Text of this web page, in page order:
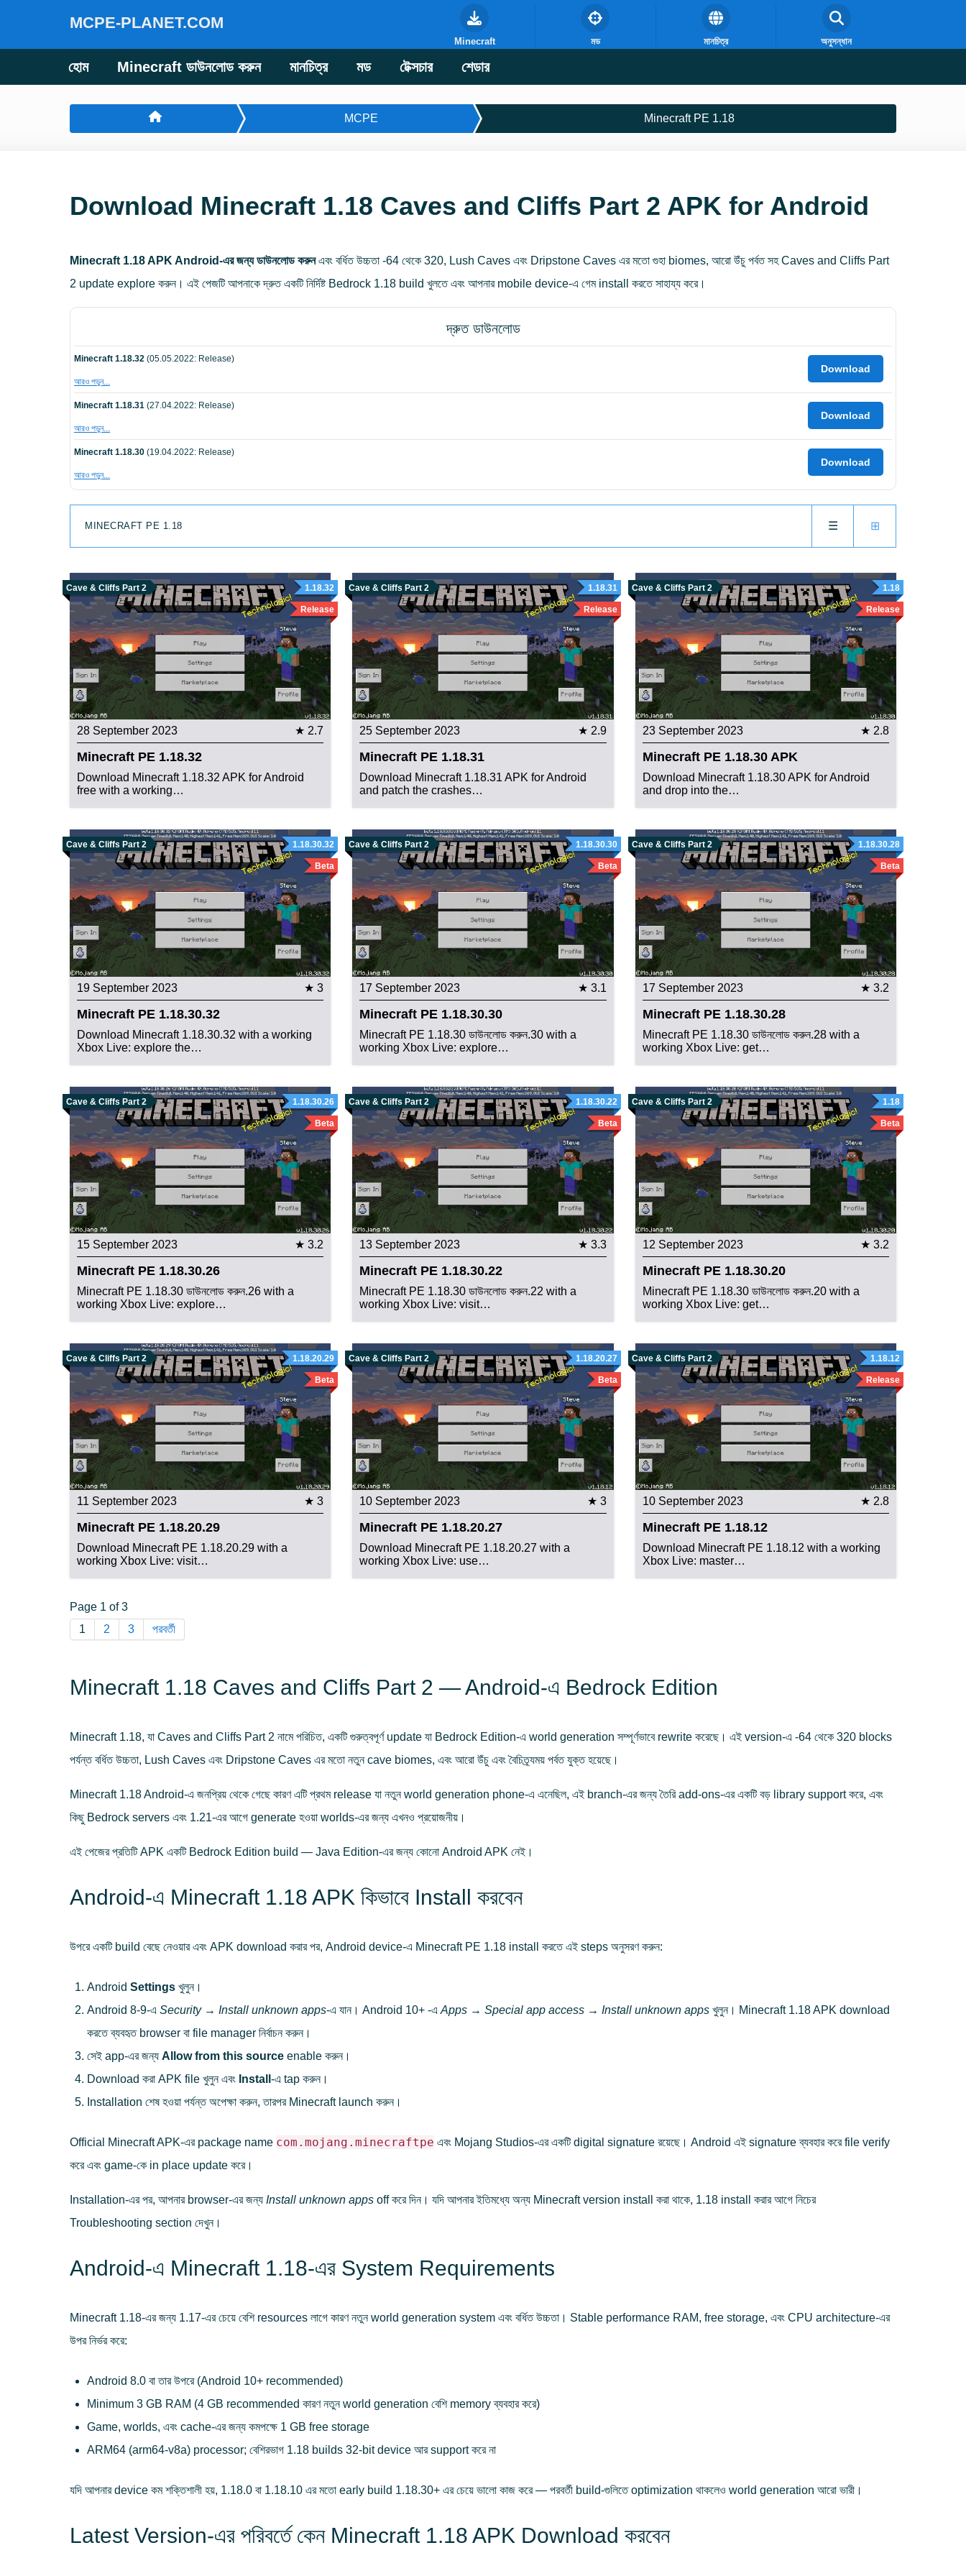
MCPE-PLANET.COM
হোম Minecraft ডাউনলোড করুন মানচিত্র মড টেক্সচার শেডার
Minecraft মড মানচিত্র অনুসন্ধান
MCPE Minecraft PE 1.18
Download Minecraft 1.18 Caves and Cliffs Part 2 APK for Android
Minecraft 1.18 APK Android-এর জন্য ডাউনলোড করুনএবং বর্ধিত উচ্চতা -64 থেকে 320, Lush Caves এবং Dripstone Caves এর মতো গুহা biomes, আরো উঁচু পর্বত সহ Caves and Cliffs Part
2 update explore করুন। এই পেজটি আপনাকে দ্রুত একটি নির্দিষ্ট Bedrock 1.18 build খুলতে এবং আপনার mobile device-এ গেম install করতে সাহায্য করে।
দ্রুত ডাউনলোড
Minecraft 1.18.32 (05.05.2022: Release)
আরও পড়ুন...
Download
Minecraft 1.18.31 (27.04.2022: Release)
আরও পড়ুন...
Download
Minecraft 1.18.30 (19.04.2022: Release)
আরও পড়ুন...
Download
⊞
☰
MINECRAFT PE 1.18
Cave & Cliffs Part 2 1.18.32
Release
28 September 2023 ★ 2.7
Minecraft PE 1.18.32
Download Minecraft 1.18.32 APK for Android
free with a working…
Cave & Cliffs Part 2 1.18.31
Release
25 September 2023 ★ 2.9
Minecraft PE 1.18.31
Download Minecraft 1.18.31 APK for Android
and patch the crashes…
Cave & Cliffs Part 2 1.18
Release
23 September 2023 ★ 2.8
Minecraft PE 1.18.30 APK
Download Minecraft 1.18.30 APK for Android
and drop into the…
Cave & Cliffs Part 2 1.18.30.32
Beta
19 September 2023 ★ 3
Minecraft PE 1.18.30.32
Download Minecraft 1.18.30.32 with a working
Xbox Live: explore the…
Cave & Cliffs Part 2 1.18.30.30
Beta
17 September 2023 ★ 3.1
Minecraft PE 1.18.30.30
Minecraft PE 1.18.30 ডাউনলোড করুন.30 with a
working Xbox Live: explore…
Cave & Cliffs Part 2 1.18.30.28
Beta
17 September 2023 ★ 3.2
Minecraft PE 1.18.30.28
Minecraft PE 1.18.30 ডাউনলোড করুন.28 with a
working Xbox Live: get…
Cave & Cliffs Part 2 1.18.30.26
Beta
15 September 2023 ★ 3.2
Minecraft PE 1.18.30.26
Minecraft PE 1.18.30 ডাউনলোড করুন.26 with a
working Xbox Live: explore…
Cave & Cliffs Part 2 1.18.30.22
Beta
13 September 2023 ★ 3.3
Minecraft PE 1.18.30.22
Minecraft PE 1.18.30 ডাউনলোড করুন.22 with a
working Xbox Live: visit…
Cave & Cliffs Part 2 1.18
Beta
12 September 2023 ★ 3.2
Minecraft PE 1.18.30.20
Minecraft PE 1.18.30 ডাউনলোড করুন.20 with a
working Xbox Live: get…
Cave & Cliffs Part 2 1.18.20.29
Beta
11 September 2023 ★ 3
Minecraft PE 1.18.20.29
Download Minecraft PE 1.18.20.29 with a
working Xbox Live: visit…
Cave & Cliffs Part 2 1.18.20.27
Beta
10 September 2023 ★ 3
Minecraft PE 1.18.20.27
Download Minecraft PE 1.18.20.27 with a
working Xbox Live: use…
Cave & Cliffs Part 2 1.18.12
Release
10 September 2023 ★ 2.8
Minecraft PE 1.18.12
Download Minecraft PE 1.18.12 with a working
Xbox Live: master…
Page 1 of 3
1
2 3 পরবর্তী
Minecraft 1.18 Caves and Cliffs Part 2 — Android-এ Bedrock Edition
Minecraft 1.18, যা Caves and Cliffs Part 2 নামে পরিচিত, একটি গুরুত্বপূর্ণ update যা Bedrock Edition-এ world generation সম্পূর্ণভাবে rewrite করেছে। এই version-এ -64 থেকে 320 blocks
পর্যন্ত বর্ধিত উচ্চতা, Lush Caves এবং Dripstone Caves এর মতো নতুন cave biomes, এবং আরো উঁচু এবং বৈচিত্র্যময় পর্বত যুক্ত হয়েছে।
Minecraft 1.18 Android-এ জনপ্রিয় থেকে গেছে কারণ এটি প্রথম release যা নতুন world generation phone-এ এনেছিল, এই branch-এর জন্য তৈরি add-ons-এর একটি বড় library support করে, এবং
কিছু Bedrock servers এবং 1.21-এর আগে generate হওয়া worlds-এর জন্য এখনও প্রয়োজনীয়।
এই পেজের প্রতিটি APK একটি Bedrock Edition build — Java Edition-এর জন্য কোনো Android APK নেই।
Android-এ Minecraft 1.18 APK কিভাবে Install করবেন
উপরে একটি build বেছে নেওয়ার এবং APK download করার পর, Android device-এ Minecraft PE 1.18 install করতে এই steps অনুসরণ করুন:
Android Settings খুলুন।
Android 8-9-এ Security → Install unknown apps-এ যান। Android 10+ -এApps → Special app access → Install unknown apps খুলুন। Minecraft 1.18 APK download
করতে ব্যবহৃত browser বা file manager নির্বাচন করুন।
সেই app-এর জন্য Allow from this source enable করুন।
Download করা APK file খুলুন এবং Install -এ tap করুন।
Installation শেষ হওয়া পর্যন্ত অপেক্ষা করুন, তারপর Minecraft launch করুন।
Official Minecraft APK-এর package name com.mojang.minecraftpe এবং Mojang Studios-এর একটি digital signature রয়েছে। Android এই signature ব্যবহার করে file verify
করে এবং game-কে in place update করে।
Installation-এর পর, আপনার browser-এর জন্য Install unknown apps off করে দিন। যদি আপনার ইতিমধ্যে অন্য Minecraft version install করা থাকে, 1.18 install করার আগে নিচের
Troubleshooting section দেখুন।
Android-এ Minecraft 1.18-এর System Requirements
Minecraft 1.18-এর জন্য 1.17-এর চেয়ে বেশি resources লাগে কারণ নতুন world generation system এবং বর্ধিত উচ্চতা। Stable performance RAM, free storage, এবং CPU architecture-এর
উপর নির্ভর করে:
Android 8.0 বা তার উপরে (Android 10+ recommended)
Minimum 3 GB RAM (4 GB recommended কারণ নতুন world generation বেশি memory ব্যবহার করে)
Game, worlds, এবং cache-এর জন্য কমপক্ষে 1 GB free storage
ARM64 (arm64-v8a) processor; বেশিরভাগ 1.18 builds 32-bit device আর support করে না
যদি আপনার device কম শক্তিশালী হয়, 1.18.0 বা 1.18.10 এর মতো early build 1.18.30+ এর চেয়ে ভালো কাজ করে — পরবর্তী build-গুলিতে optimization থাকলেও world generation আরো ভারী।
Latest Version-এর পরিবর্তে কেন Minecraft 1.18 APK Download করবেন